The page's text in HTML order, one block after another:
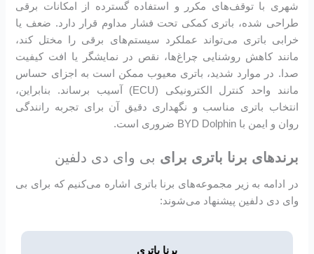
شهری با توقف‌های مکرر و استفاده گسترده از امکانات برقی
طراحی شده، باتری کمکی تحت فشار مداوم قرار دارد. ضعف یا
خرابی باتری می‌تواند عملکرد سیستم‌های برقی را مختل کند،
مانند کاهش روشنایی چراغ‌ها، نقص در نمایشگر یا افت کیفیت
صدا. در موارد شدید، باتری معیوب ممکن است به اجزای حساس
مانند واحد کنترل الکترونیکی (ECU) آسیب برساند. بنابراین،
انتخاب باتری مناسب و نگهداری دقیق آن برای تجربه رانندگی
روان و ایمن با BYD Dolphin ضروری است.
برندهای برنا باتری برای بی وای دی دلفین
در ادامه به زیر مجموعه‌های برنا باتری اشاره می‌کنیم که برای بی
وای دی دلفین پیشنهاد می‌شوند:
برنا باتری